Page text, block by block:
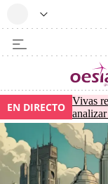
EN DIRECTO Vivas